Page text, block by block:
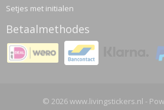
Setjes met initialen
Betaalmethodes
© 2026 www.livingstickers.nl -